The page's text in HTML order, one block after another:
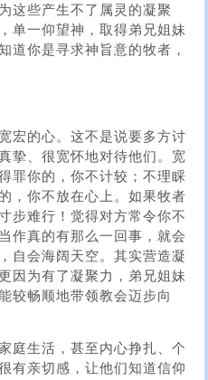
这些产生不了属灵的凝聚
单一仰望神，取得弟兄姐妹
道你是寻求神旨意的牧者，
宏的心。这不是说要多方讨
挚、很宽怀地对待他们。宽
罪你的，你不计较；不理睬
，你不放在心上。如果牧者
步难行！觉得对方常令你不
作真的有那么一回事，就会
自会海阔天空。其实营造凝
因为有了凝聚力，弟兄姐妹
较畅顺地带领教会迈步向
庭生活，甚至内心挣扎、个
有亲切感，让他们知道信仰